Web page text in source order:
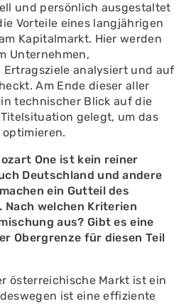
und persönlich ausgestaltet
Vorteile eines langjährigen
Kapitalmarkt. Hier werden
Unternehmen,
analysiert und auf
Am Ende dieser aller
technischer Blick auf die
gelegt, um das
One ist kein reiner
Deutschland und andere
ein Gutteil des
welchen Kriterien
aus? Gibt es eine
Obergrenze für diesen Teil
österreichische Markt ist ein
ist eine effiziente